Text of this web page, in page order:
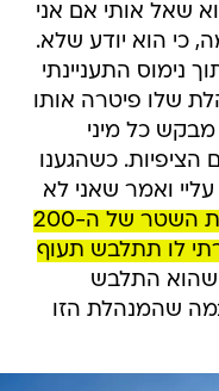
שאל אותי אם אני
כי הוא יודע שלא.
נימוס התעניינתי
שלו פיטרה אותו
מבקש כל מיני
כשהגענו
ואמר שאני לא
לקחתי את השטר של ה-200
לו תתלבש תעוף
שהוא התלבש
שהמנהלת הזו